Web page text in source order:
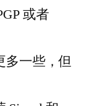
或者
一些，但